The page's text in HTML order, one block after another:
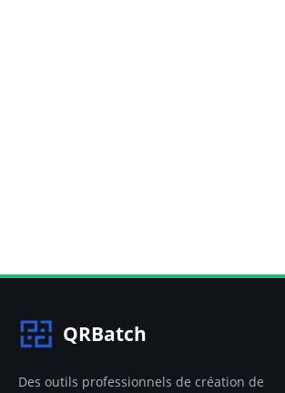
QRBatch
Des outils professionnels de création de